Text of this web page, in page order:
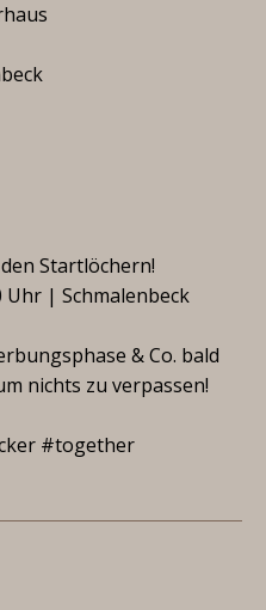
Startlöchern!
Uhr | Schmalenbeck
& Co. bald
nichts zu verpassen!
#together